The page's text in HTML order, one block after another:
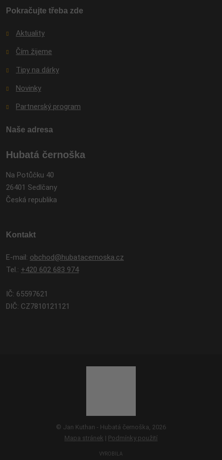
odeslat.
Pokračujte třeba zde
Aktuality
Čím žijeme
Tipy na dárky
Novinky
Partnerský program
Naše adresa
Hubatá černoška
Na Potůčku 40
26401 Sedlčany
Česká republika
Kontakt
E-mail: obchod@hubatacernoska.cz
Tel.: +420 602 683 974
IČ: 65597621
DIČ: CZ7810121121
© Jan Kuthan - Hubatá černoška, 2026
Mapa stránek | Podmínky použití
VYROBILA